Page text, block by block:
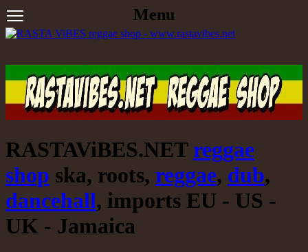
Menu
RASTAViBES.NETreggae
shop ska, roots, reggae, dub,
dancehall, imports EU - US -
UK - Jamaica